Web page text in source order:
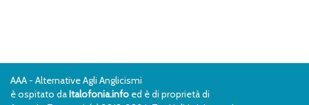
AAA - Alternative Agli Anglicismi
è ospitato daItalofonia.info ed è di proprietà di